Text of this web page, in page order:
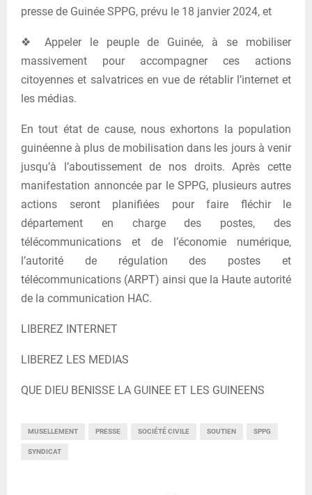
presse de Guinée SPPG, prévu le 18 janvier 2024, et
❖ Appeler le peuple de Guinée, à se mobiliser
massivement pour accompagner ces actions
citoyennes et salvatrices en vue de rétablir l’internet et
les médias.
En tout état de cause, nous exhortons la population
guinéenne à plus de mobilisation dans les jours à venir
jusqu’à l’aboutissement de nos droits. Après cette
manifestation annoncée par le SPPG, plusieurs autres
actions seront planifiées pour faire fléchir le
département en charge des postes, des
télécommunications et de l’économie numérique,
l’autorité de régulation des postes et
télécommunications (ARPT) ainsi que la Haute autorité
de la communication HAC.
LIBEREZ INTERNET
LIBEREZ LES MEDIAS
QUE DIEU BENISSE LA GUINEE ET LES GUINEENS
MUSELLEMENT PRESSE SOCIÉTÉ CIVILE SOUTIEN SPPG
SYNDICAT